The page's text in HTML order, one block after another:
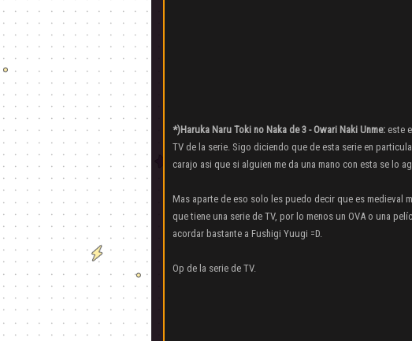
*)Haruka Naru Toki no Naka de 3 - Owari Naki Unme: este
TV de la serie. Sigo diciendo que de esta serie en
carajo asi que si alguien me da una mano con esta se lo
Mas aparte de eso solo les puedo decir que es medieval
que tiene una serie de TV, por lo menos un OVA o una
acordar bastante a Fushigi Yuugi =D.
Op de la serie de TV.